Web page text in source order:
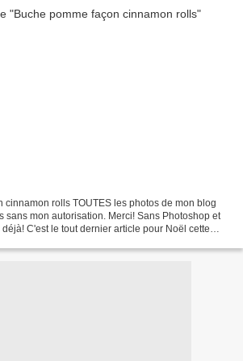
cinnamon rolls TOUTES les photos de mon blog
sans mon autorisation. Merci! Sans Photoshop et
C'est le tout dernier article pour Noël cette